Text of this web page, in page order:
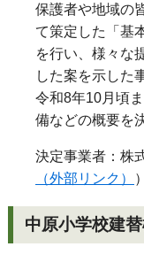
保護者や地域の
て策定した「基
を行い、様々な
した案を示した
令和8年10月頃
備などの概要を
決定事業者：株
（外部リンク）
）
中原小学校建